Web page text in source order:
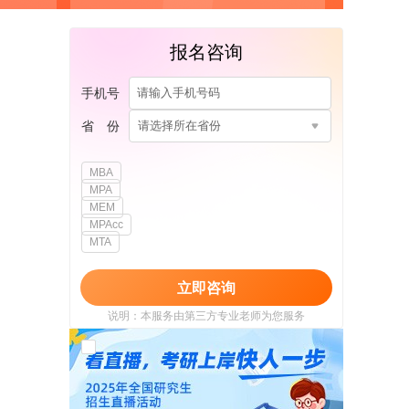
报名咨询
手机号
省 份 请选择所在省份
MBA
MPA
MEM
MPAcc
MTA
立即咨询
说明：本服务由第三方专业老师为您服务
我已阅读并同意 《用户政策》
《用户服务
使用协议》